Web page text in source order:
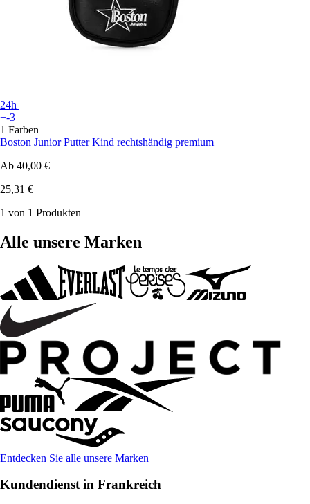
24h
+-3
1 Farben
Boston Junior Putter Kind rechtshändig premium
Ab 40,00 €
25,31 €
1 von 1 Produkten
Alle unsere Marken
Entdecken Sie alle unsere Marken
Kundendienst in Frankreich